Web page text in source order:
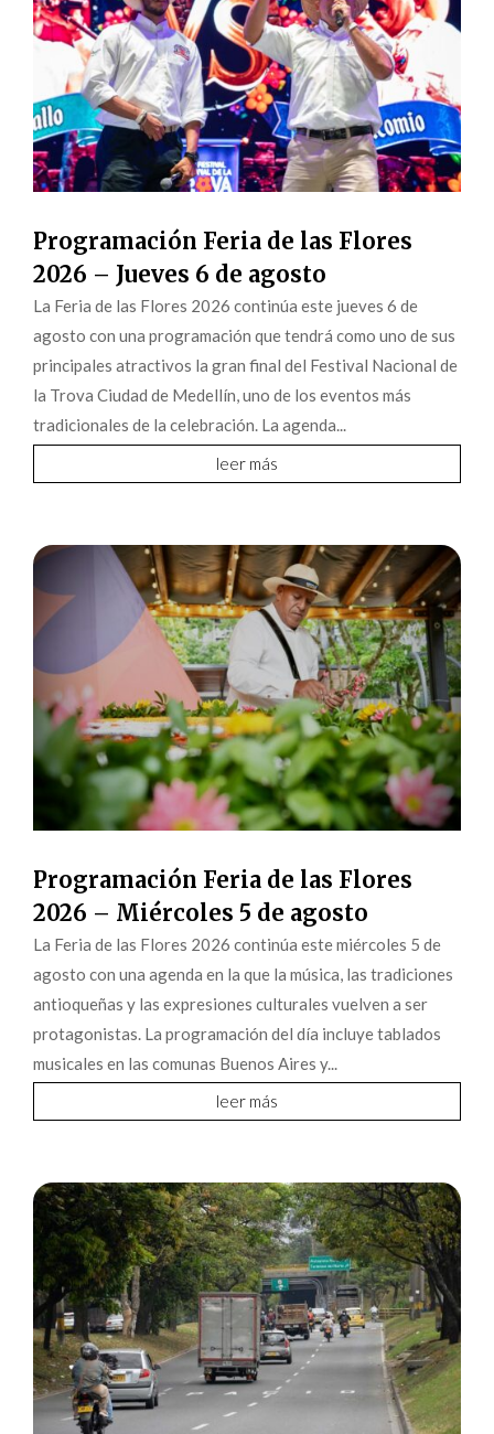
Programación Feria de las Flores
2026 – Jueves 6 de agosto
La Feria de las Flores 2026 continúa este jueves 6 de
agosto con una programación que tendrá como uno de sus
principales atractivos la gran final del Festival Nacional de
la Trova Ciudad de Medellín, uno de los eventos más
tradicionales de la celebración. La agenda...
leer más
Programación Feria de las Flores
2026 – Miércoles 5 de agosto
La Feria de las Flores 2026 continúa este miércoles 5 de
agosto con una agenda en la que la música, las tradiciones
antioqueñas y las expresiones culturales vuelven a ser
protagonistas. La programación del día incluye tablados
musicales en las comunas Buenos Aires y...
leer más